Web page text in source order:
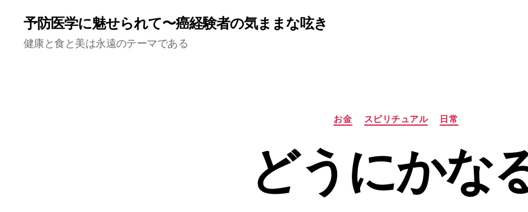
予防医学に魅せられて〜癌経験者の気ままな呟き
健康と食と美は永遠のテーマである
カ
テ
ー
お金 スピリチュアル 日常
どうにかな